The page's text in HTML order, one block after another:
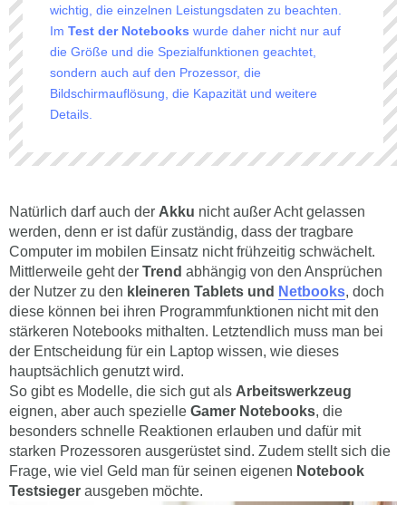
wichtig, die einzelnen Leistungsdaten zu beachten.
Im Test der Notebooks wurde daher nicht nur auf
die Größe und die Spezialfunktionen geachtet,
sondern auch auf den Prozessor, die
Bildschirmauflösung, die Kapazität und weitere
Details.
Natürlich darf auch der Akku nicht außer Acht gelassen
werden, denn er ist dafür zuständig, dass der tragbare
Computer im mobilen Einsatz nicht frühzeitig schwächelt.
Mittlerweile geht der Trend abhängig von den Ansprüchen
der Nutzer zu den kleineren Tablets und Netbooks, doch
diese können bei ihren Programmfunktionen nicht mit den
stärkeren Notebooks mithalten. Letztendlich muss man bei
der Entscheidung für ein Laptop wissen, wie dieses
hauptsächlich genutzt wird.
So gibt es Modelle, die sich gut als Arbeitswerkzeug
eignen, aber auch spezielle Gamer Notebooks, die
besonders schnelle Reaktionen erlauben und dafür mit
starken Prozessoren ausgerüstet sind. Zudem stellt sich die
Frage, wie viel Geld man für seinen eigenen Notebook
Testsieger ausgeben möchte.